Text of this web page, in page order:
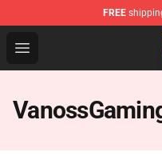
FREE
Open menu
Vanossgaming